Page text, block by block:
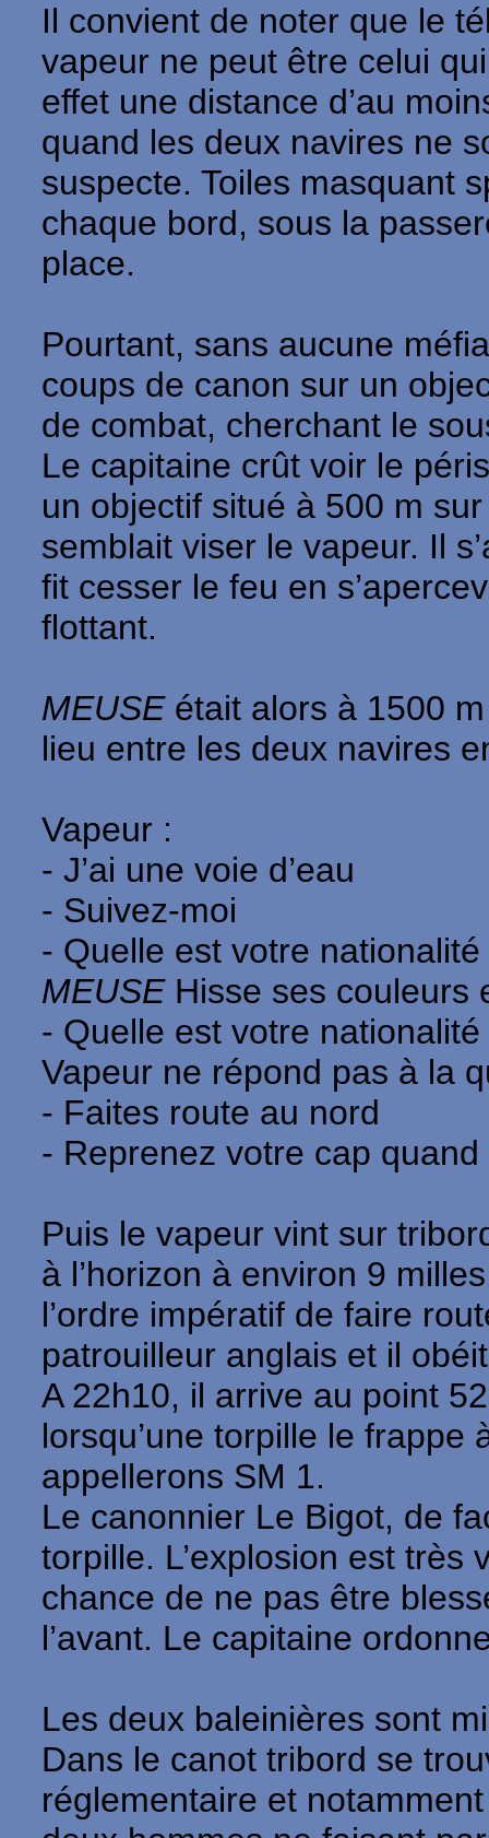
Il convient de noter que le
vapeur ne peut être celui
effet une distance d’au
quand les deux navires ne
suspecte. Toiles masquant
chaque bord, sous la
place.
Pourtant, sans aucune
coups de canon sur un
de combat, cherchant le
Le capitaine crût voir le
un objectif situé à 500 m
semblait viser le vapeur. Il
fit cesser le feu en
flottant.
MEUSEétait alors à 1500 m
lieu entre les deux navires
Vapeur :
- J’ai une voie d’eau
- Suivez-moi
- Quelle est votre nationalité
MEUSEHisse ses couleurs
- Quelle est votre nationalité
Vapeur ne répond pas à la
- Faites route au nord
- Reprenez votre cap
Puis le vapeur vint sur
à l’horizon à environ 9
l’ordre impératif de faire
patrouilleur anglais et il
A 22h10, il arrive au point
lorsqu’une torpille le frappe
appellerons SM 1.
Le canonnier Le Bigot, de
torpille. L’explosion est
chance de ne pas être
l’avant. Le capitaine
Les deux baleinières sont
Dans le canot tribord se
réglementaire et